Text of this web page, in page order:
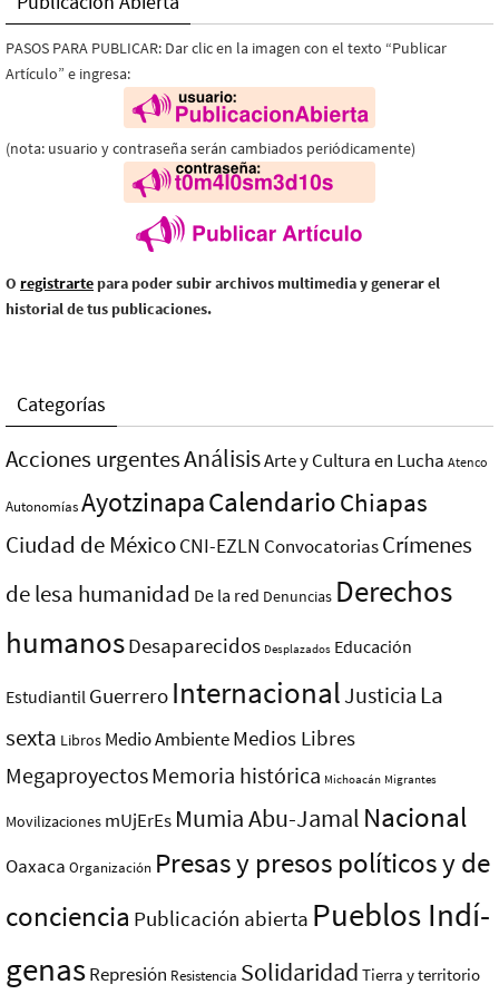
PASOS PARA PUBLICAR: Dar clic en la imagen con el texto “Publicar
Artículo” e ingresa:
(nota: usuario y contraseña serán cambiados periódicamente)
O registrarte para poder subir archivos multimedia y generar el
historial de tus publicaciones.
Categorías
Acciones urgentesAnálisisArte y Cultura en Lucha Atenco
AutonomíasAyotzinapaCalendarioChiapas
Ciudad de MéxicoCNI-EZLN ConvocatoriasCrímenes
de lesa humanidad De la red Denuncias Derechos
humanosDesaparecidos Desplazados Educación
Estudiantil Guerrero InternacionalJusticia La
sexta Libros Medio AmbienteMedios Libres
MegaproyectosMemoria histórica Michoacán Migrantes
Movilizaciones mUjErEs Mumia Abu-Jamal Nacional
Oaxaca Organización Presas y presos polí­ticos y de
conciencia Publicación abierta Pueblos Indí­
genasRepresión Resistencia Solidaridad Tierra y territorio